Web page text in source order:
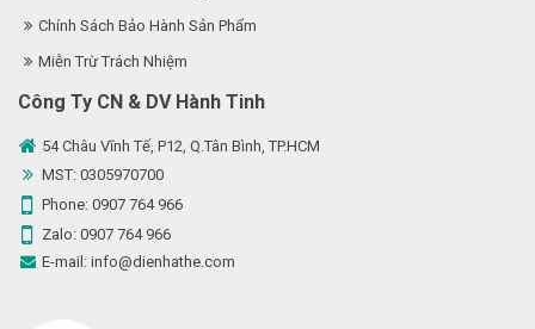
Chính Sách Bảo Hành Sản Phẩm
Miễn Trừ Trách Nhiệm
Công Ty CN & DV Hành Tinh
54 Châu Vĩnh Tế, P12, Q.Tân Bình, TP.HCM
MST: 0305970700
Phone: 0907 764 966
Zalo: 0907 764 966
E-mail: info@dienhathe.com